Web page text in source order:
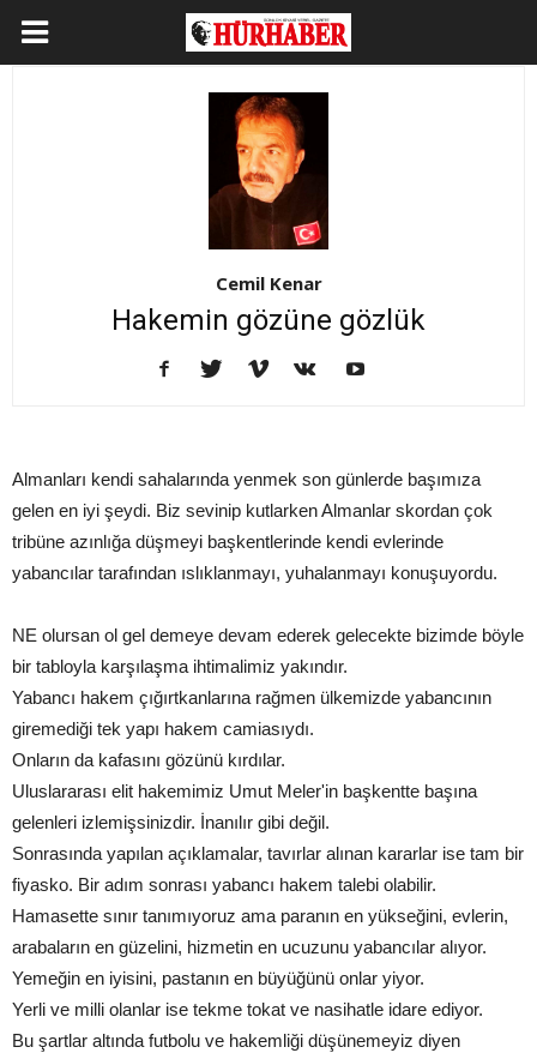
Cemil Kenar
Hakemin gözüne gözlük
Almanları kendi sahalarında yenmek son günlerde başımıza
gelen en iyi şeydi. Biz sevinip kutlarken Almanlar skordan çok
tribüne azınlığa düşmeyi başkentlerinde kendi evlerinde
yabancılar tarafından ıslıklanmayı, yuhalanmayı konuşuyordu.
NE olursan ol gel demeye devam ederek gelecekte bizimde böyle
bir tabloyla karşılaşma ihtimalimiz yakındır.
Yabancı hakem çığırtkanlarına rağmen ülkemizde yabancının
giremediği tek yapı hakem camiasıydı.
Onların da kafasını gözünü kırdılar.
Uluslararası elit hakemimiz Umut Meler'in başkentte başına
gelenleri izlemişsinizdir. İnanılır gibi değil.
Sonrasında yapılan açıklamalar, tavırlar alınan kararlar ise tam bir
fiyasko. Bir adım sonrası yabancı hakem talebi olabilir.
Hamasette sınır tanımıyoruz ama paranın en yükseğini, evlerin,
arabaların en güzelini, hizmetin en ucuzunu yabancılar alıyor.
Yemeğin en iyisini, pastanın en büyüğünü onlar yiyor.
Yerli ve milli olanlar ise tekme tokat ve nasihatle idare ediyor.
Bu şartlar altında futbolu ve hakemliği düşünemeyiz diyen